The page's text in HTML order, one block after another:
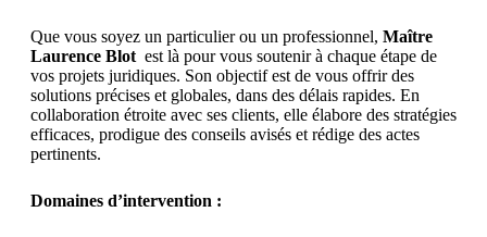
Que vous soyez un particulier ou un professionnel, Maître
Laurence Blot est là pour vous soutenir à chaque étape de
vos projets juridiques. Son objectif est de vous offrir des
solutions précises et globales, dans des délais rapides. En
collaboration étroite avec ses clients, elle élabore des stratégies
efficaces, prodigue des conseils avisés et rédige des actes
pertinents.
Domaines d’intervention :